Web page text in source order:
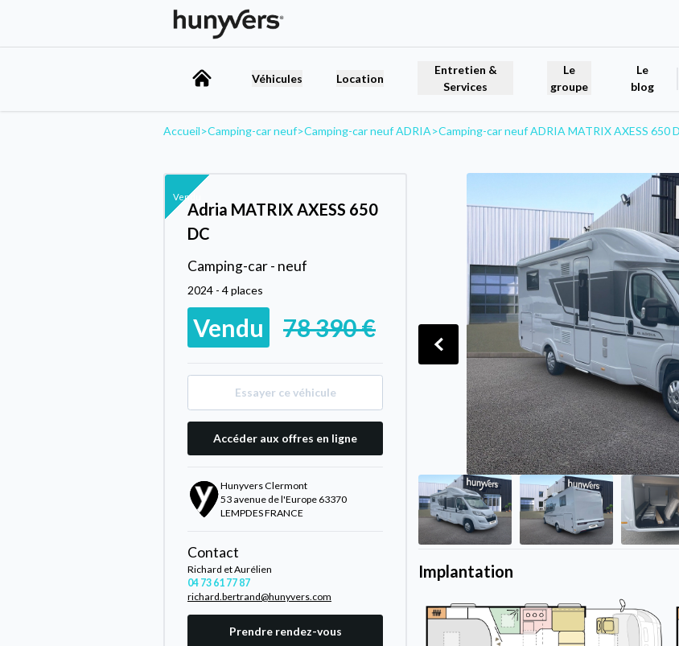
Véhicules Location
Entretien &
Services
Le
groupe
Le
blog
Accueil>Camping-car neuf>Camping-car neuf ADRIA>Camping-car neuf ADRIA MATRIX AXESS 650
Vendu
Adria MATRIX AXESS 650
DC
Camping-car - neuf
2024 - 4 places
Vendu 78 390 €
Essayer ce véhicule
Accéder aux offres en ligne
Hunyvers Clermont
53 avenue de l'Europe 63370
LEMPDES FRANCE
Contact
Richard et Aurélien
04 73 61 77 87
richard.bertrand@hunyvers.com
Prendre rendez-vous
Implantation